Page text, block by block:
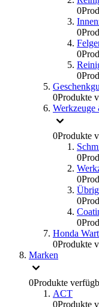
0
0
0
0
0Produkte
Werkzeuge
0Produkte
0
0
0
0
Honda
0Produkte
Marken
0Produkte
ACT
0Produkte